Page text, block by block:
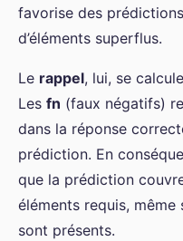
favorise des
d’éléments superflus.
Le rappel, lui, se
Les fn (faux négatifs)
dans la réponse
prédiction. En
que la prédiction
éléments requis,
sont présents.